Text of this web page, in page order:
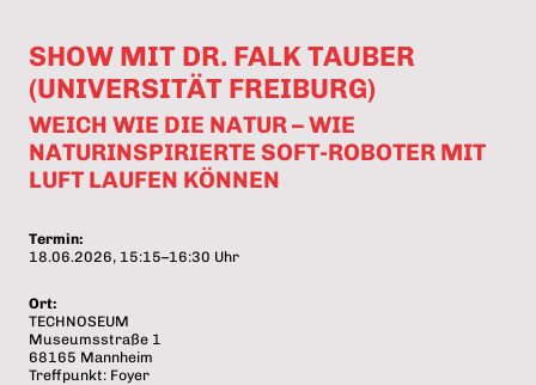
SHOW MIT DR. FALK TAUBER
(UNIVERSITÄT FREIBURG)
WEICH WIE DIE NATUR – WIE
NATURINSPIRIERTE SOFT-ROBOTER MIT
LUFT LAUFEN KÖNNEN
Termin:
18.06.2026, 15:15–16:30 Uhr
Ort:
TECHNOSEUM
Museumsstraße 1
68165 Mannheim
Treffpunkt: Foyer